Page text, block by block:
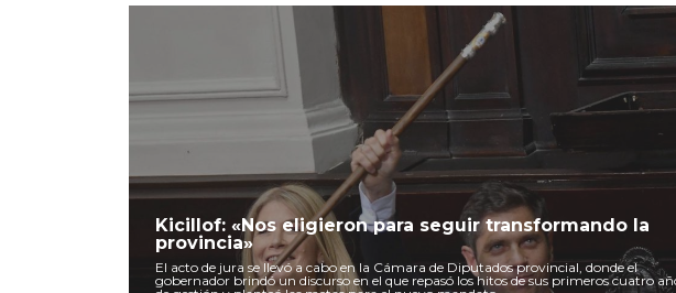
Kicillof: «Nos eligieron para seguir transformando la
provincia»
El acto de jura se llevó a cabo en la Cámara de Diputados provincial, donde el
gobernador brindó un discurso en el que repasó los hitos de sus primeros cuatro